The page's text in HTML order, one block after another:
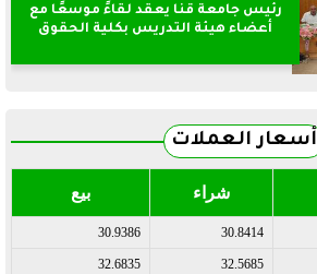
رئيس جامعة قنا يعقد لقاءً موسعًا مع
أعضاء هيئة التدريس بكلية الحقوق
أسعار العملات
شراء بيع
30.8414
30.9386
32.5685
32.6835